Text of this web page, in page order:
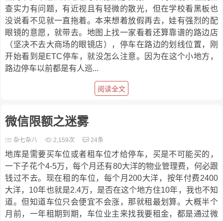
查实力有问题，有近视且有轻微的散光，但在学校看黑板也
没说看不见就一直拖着。本来想着放假再去，娃有强烈的配
眼镜的意愿，就带去。地图上找一家看着还算靠谱的路边店
（坚决不去大商场的眼镜店），停车在路边的划线位置，刚
开始看到是ETC停车，就没怎么注意。因为在这个小地方，
路边停车以前都是有人巡...
阅读全文
微信限额之迷雾
杂七杂八 2,159次 24条
地库是需要买车位或者租车位才给停车，买是不可能买的，
一下子花个4-5万，每个月还有80大洋的物业管理费，何必跟
钱过不去。现在租的车位，每个月200大洋，按年付费2400
大洋，10年也就是2.4万，是否在这个地方住10年，我也不知
道。但知道车位只会便宜不会涨，那就租最划算。大概半个
月前，一年租期到期，车位业主来找我要租金，都是通过微